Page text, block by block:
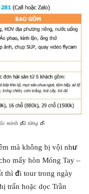
mình đã từng đi
mà không bị vội như
mấy hòn Móng Tay –
thì đi tour trong ngày
trấn hoặc dọc Trần